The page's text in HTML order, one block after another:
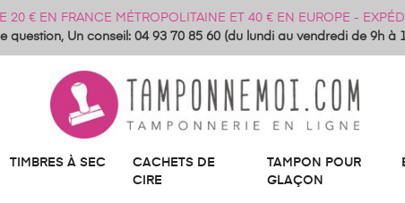
20 € EN FRANCE MÉTROPOLITAINE ET 40 € EN EUROPE -
question, Un conseil: 04 93 70 85 60 (du lundi au vendredi de 9h à
TIMBRES À SEC
CACHETS DE
CIRE
TAMPON POUR
GLAÇON